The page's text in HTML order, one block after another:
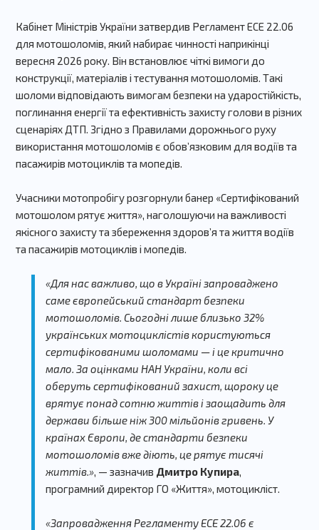
Кабінет Міністрів України затвердив Регламент ECE 22.06
для мотошоломів, який набирає чинності наприкінці
вересня 2026 року. Він встановлює чіткі вимоги до
конструкції, матеріалів і тестування мотошоломів. Такі
шоломи відповідають вимогам безпеки на ударостійкість,
поглинання енергії та ефективність захисту голови в різних
сценаріях ДТП. Згідно з Правилами дорожнього руху
використання мотошоломів є обовʼязковим для водіїв та
пасажирів мотоциклів та мопедів.
Учасники мотопробігу розгорнули банер «Сертифікований
мотошолом рятує життя», наголошуючи на важливості
якісного захисту та збереження здоровʼя та життя водіїв
та пасажирів мотоциклів і мопедів.
«Для нас важливо, що в Україні запроваджено
саме європейський стандарт безпеки
мотошоломів. Сьогодні лише близько 32%
українських мотоциклістів користуються
сертифікованими шоломами — і це критично
мало. За оцінками НАН України, коли всі
оберуть сертифікований захист, щороку це
врятує понад сотню життів і заощадить для
держави більше ніж 300 мільйонів гривень. У
країнах Європи, де стандарти безпеки
мотошоломів вже діють, це рятує тисячі
життів.», — зазначив Дмитро Купира,
програмний директор ГО «Життя», мотоцикліст.
«Запровадження Регламенту ECE 22.06 є